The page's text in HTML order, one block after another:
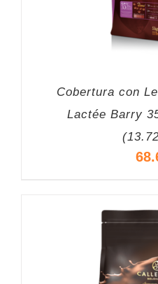
Cobertura con
Lactée Barry